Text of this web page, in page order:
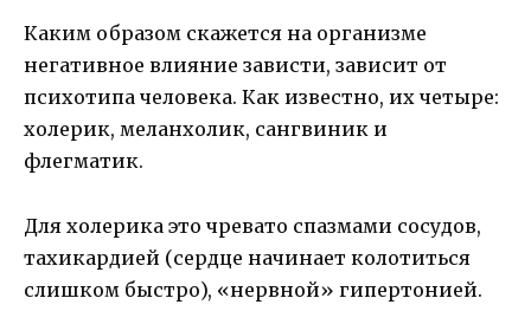
Каким образом скажется на организме
негативное влияние зависти, зависит от
психотипа человека. Как известно, их четыре:
холерик, меланхолик, сангвиник и
флегматик.
Для холерика это чревато спазмами сосудов,
тахикардией (сердце начинает колотиться
слишком быстро), «нервной» гипертонией.